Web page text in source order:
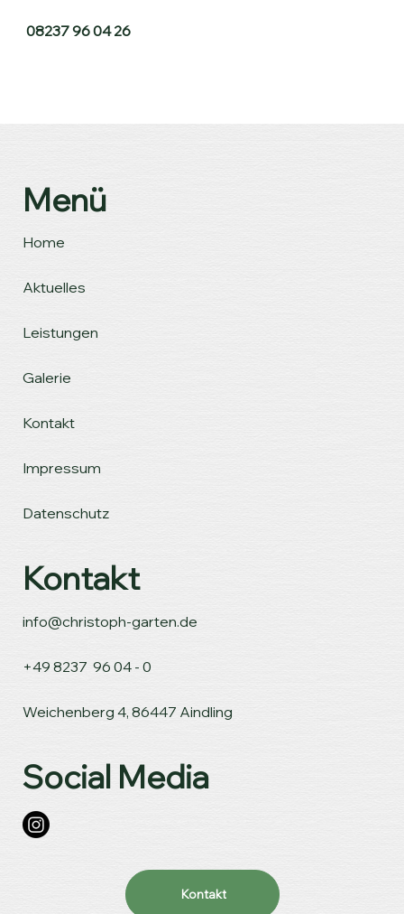
08237 96 04 26
Social Media
Kontakt
Kontakt
info@christoph-garten.de
+49 8237 96 04 - 0
Weichenberg 4, 86447 Aindling
Menü
Home
Aktuelles
Leistungen
Galerie
Kontakt
Impressum
Datenschutz